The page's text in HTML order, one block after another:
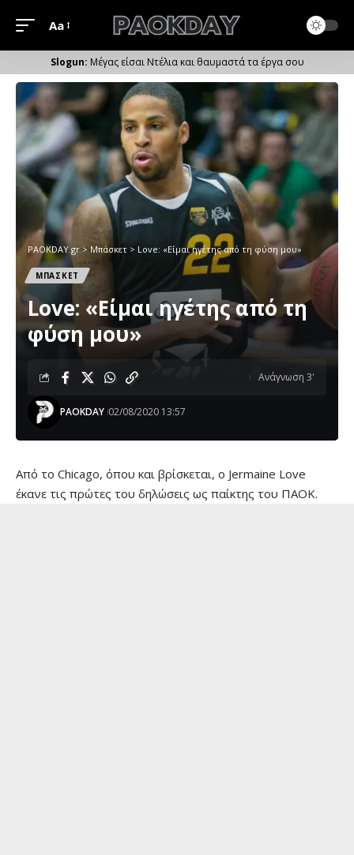
Μέγεθος
Γραμματοσειράς
Aa
Μέγας είσαι Ντέλια και θαυμαστά τα έργα σου
PAOKDAY.gr >Μπάσκετ > Love: «Είμαι ηγέτης από τη φύση μου»
ΜΠΑΣΚΕΤ
Love: «Είμαι ηγέτης από τη
φύση μου»
PAOKDAY 02/08/2020 13:57
Ανάγνωση 3'
Από το Chicago, όπου και βρίσκεται, ο Jermaine Love
έκανε τις πρώτες του δηλώσεις ως παίκτης του ΠΑΟΚ.